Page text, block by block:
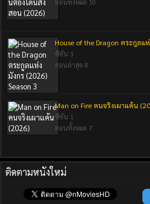
ตอนทั้งหมด 10
House of the Dragon ตระกูลแ
ซีซัน 3
ตอนล่าสุด 8
Man on Fire คนจริงเผาแค้น
ซีซัน 1
ตอนทั้งหมด 7
ติดตามหนังใหม่